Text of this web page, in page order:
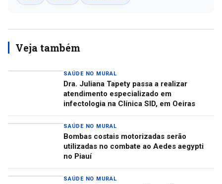
Veja também
SAÚDE NO MURAL
Dra. Juliana Tapety passa a realizar
atendimento especializado em
infectologia na Clínica SID, em Oeiras
SAÚDE NO MURAL
Bombas costais motorizadas serão
utilizadas no combate ao Aedes aegypti
no Piauí
SAÚDE NO MURAL